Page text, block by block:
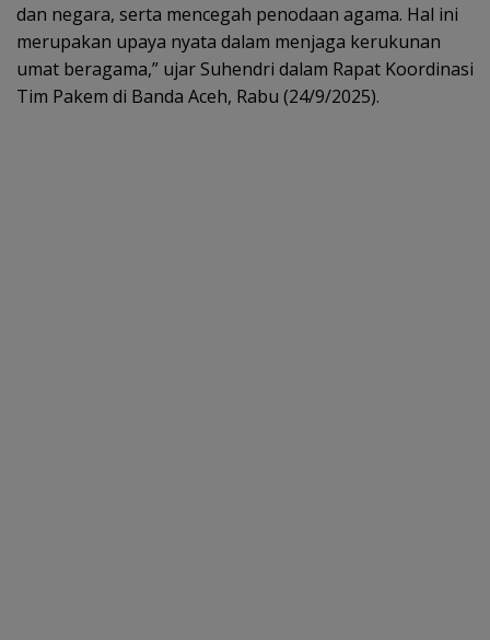
dan negara, serta mencegah penodaan agama. Hal ini
merupakan upaya nyata dalam menjaga kerukunan
umat beragama,” ujar Suhendri dalam Rapat Koordinasi
Tim Pakem di Banda Aceh, Rabu (24/9/2025).